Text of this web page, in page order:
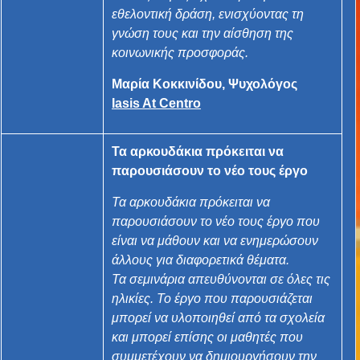
εθελοντική δράση, ενισχύοντας τη
γνώση τους και την αίσθηση της
κοινωνικής προσφοράς.
Μαρία Κοκκινίδου, Ψυχολόγος
Iasis At Centro
Τα αρκουδάκια πρόκειται να
παρουσιάσουν το νέο τους έργο
Τα αρκουδάκια πρόκειται να
παρουσιάσουν το νέο τους έργο που
είναι να μάθουν και να ενημερώσουν
άλλους για διαφορετικά θέματα.
Τα σεμινάρια απευθύνονται σε όλες τις
ηλικίες. Το έργο που παρουσιάζεται
μπορεί να υλοποιηθεί από τα σχολεία
και μπορεί επίσης οι μαθητές που
συμμετέχουν να δημιουργήσουν την